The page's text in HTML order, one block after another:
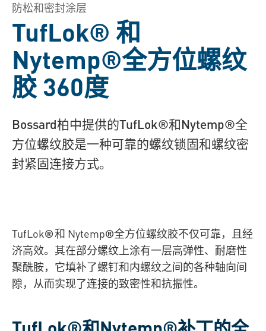
防松和密封涂层
TufLok® 和
Nytemp®全方位螺纹
胶 360度
Bossard柏中提供的TufLok®和Nytemp®全
方位螺纹胶是一种可靠的螺纹锁固和螺纹密
封紧固连接方式。
TufLok®和 Nytemp®全方位螺纹胶不仅可靠，且经
济高效。其在部分螺纹上涂有一层高弹性、耐磨性
聚酰胺，它填补了螺钉和内螺纹之间的各种轴向间
隙，从而实现了连接的致密性和抗振性。